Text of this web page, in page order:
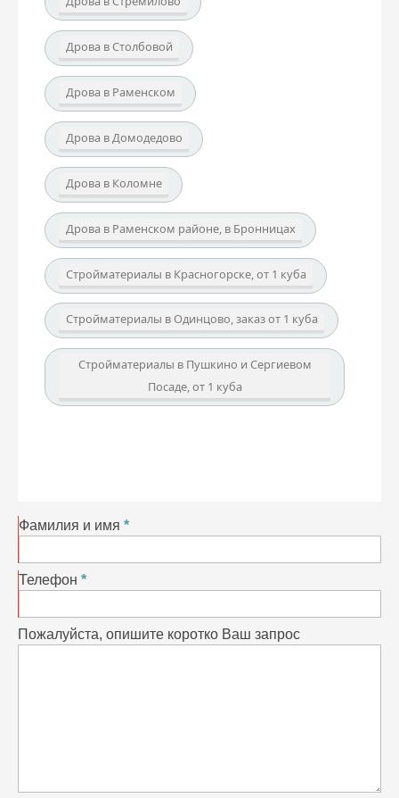
Дрова в Столбовой
Дрова в Раменском
Дрова в Домодедово
Дрова в Коломне
Дрова в Раменском районе, в Бронницах
Стройматериалы в Красногорске, от 1 куба
Стройматериалы в Одинцово, заказ от 1 куба
Стройматериалы в Пушкино и Сергиевом
Посаде, от 1 куба
Фамилия и имя
Телефон
Пожалуйста, опишите коротко Ваш запрос